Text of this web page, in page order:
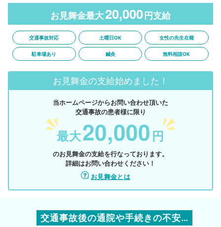
お見舞金最大20,000 円支給
交通事故対応 土曜日OK 女性の先生在籍
駐車場あり 鍼灸 無料相談OK
お見舞金の支給始めました！
当ホームページからお問い合わせ頂いた
交通事故の患者様に限り
最大20,000 円
のお見舞金の支給を行なっております。
詳細はお問い合わせください！
お見舞金とは
交通事故後の通院や手続きの不安…